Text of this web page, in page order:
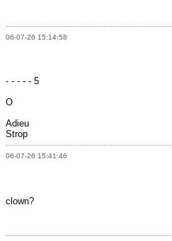
06-07-26 15:14:58
- - - - - 5
O
Adieu
Strop
06-07-26 15:41:46
clown?